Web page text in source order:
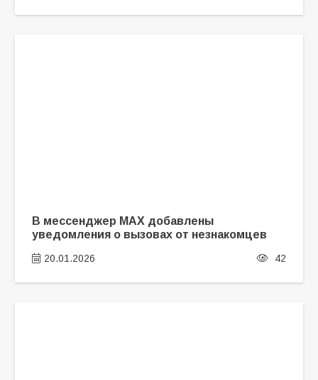
В мессенджер MAX добавлены
уведомления о вызовах от незнакомцев
20.01.2026 42